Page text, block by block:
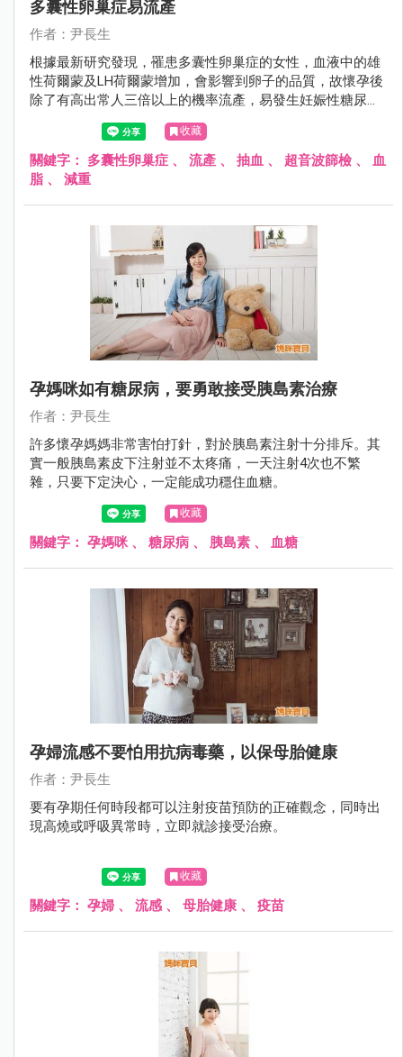
多囊性卵巢症易流產
作者：尹長生
根據最新研究發現，罹患多囊性卵巢症的女性，血液中的雄
性荷爾蒙及LH荷爾蒙增加，會影響到卵子的品質，故懷孕後
除了有高出常人三倍以上的機率流產，易發生妊娠性糖尿病
及高血壓之外，同時也容易難產。
收藏
關鍵字： 多囊性卵巢症 、 流產 、 抽血 、 超音波篩檢 、 血
脂 、 減重
孕媽咪如有糖尿病，要勇敢接受胰島素治療
作者：尹長生
許多懷孕媽媽非常害怕打針，對於胰島素注射十分排斥。其
實一般胰島素皮下注射並不太疼痛，一天注射4次也不繁
雜，只要下定決心，一定能成功穩住血糖。
收藏
關鍵字： 孕媽咪、 糖尿病 、 胰島素 、 血糖
孕婦流感不要怕用抗病毒藥，以保母胎健康
作者：尹長生
要有孕期任何時段都可以注射疫苗預防的正確觀念，同時出
現高燒或呼吸異常時，立即就診接受治療。
收藏
關鍵字： 孕婦 、 流感 、 母胎健康 、 疫苗